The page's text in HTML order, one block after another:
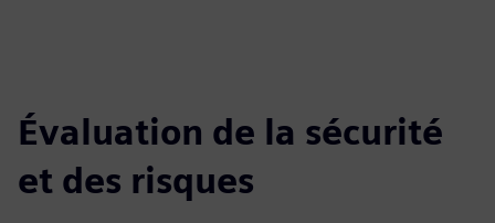
Évaluation de la sécurité
et des risques